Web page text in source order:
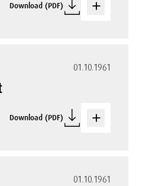
Download (PDF)
01.10.1961
Download (PDF)
01.10.1961